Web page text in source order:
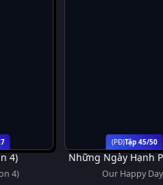
4)
4)
Tập 45/50
Những Ngày Hạnh
Chúng Ta
Our Happy